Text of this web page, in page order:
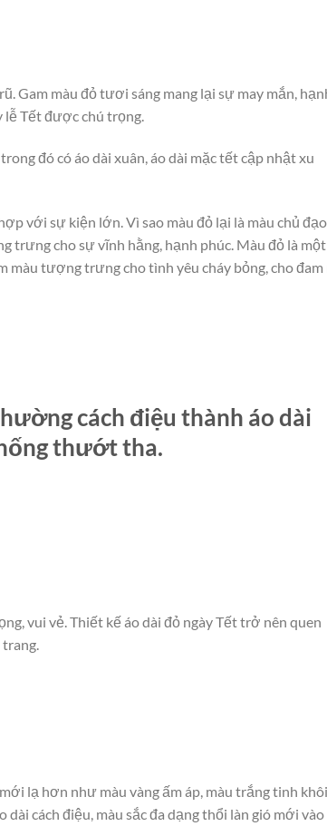
Gam màu đỏ tươi sáng mang lại sự may mắn,
lễ Tết được chú trọng.
đó có áo dài xuân, áo dài mặc tết cập nhật xu
với sự kiện lớn. Vì sao màu đỏ lại là màu chủ đạo
trưng cho sự vĩnh hằng, hạnh phúc. Màu đỏ là một
màu tượng trưng cho tình yêu cháy bỏng, cho đam
cách điệu thành áo dài
thướt tha.
vui vẻ. Thiết kế áo dài đỏ ngày Tết trở nên quen
lạ hơn như màu vàng ấm áp, màu trắng tinh
cách điệu, màu sắc đa dạng thổi làn gió mới vào